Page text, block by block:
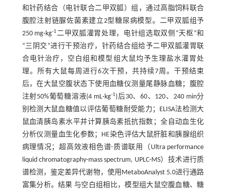
和针药结合（电针联合二甲双胍）组，通过高脂饲料联合
腹腔注射链脲佐菌素建立2型糖尿病模型。二甲双胍组予
250 mg·kg-1二甲双胍灌胃处理，电针组选取双侧“天枢”和
“三阴交”进行干预治疗，针药结合组给予二甲双胍灌胃联
合电针治疗，空白组和模型组大鼠均予生理盐水灌胃处
理。所有大鼠每周进行6次干预，共持续7周。干预结束
后，在大鼠空腹状态下使用血糖仪测量尾静脉血糖；腹腔
注射50%葡萄糖溶液(4 mL·kg-1)后30、60、120、240 min分
别检测大鼠血糖值以评估葡萄糖耐受能力；ELISA法检测大
鼠血清胰岛素水平并计算胰岛素抵抗指数；全自动血生化
分析仪测量血生化参数；HE染色评估大鼠肝脏和胰腺组织
病理情况；超高效液相色谱-质谱联用（Ultra performance
liquid chromatography-mass spectrum, UPLC-MS）技术进行质
谱检测，鉴定差异代谢物，使用MetaboAnalyst 5.0进行通路
富集分析。结果 与空白组相比，模型组大鼠空腹血糖、糖